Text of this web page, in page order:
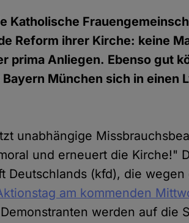
Katholische
Reform ihrer Kirche: keine
prima Anliegen. Ebenso gut
München sich in einen
unabhängige
und erneuert die Kirche!"
Deutschlands (kfd), die
am kommenden
werden auf die